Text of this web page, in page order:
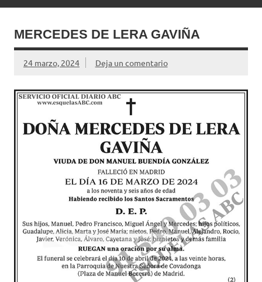
MERCEDES DE LERA GAVIÑA
24 marzo, 2024 Deja un comentario